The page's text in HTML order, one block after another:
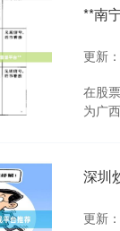
**南
更新
在股
为广
深圳
更新